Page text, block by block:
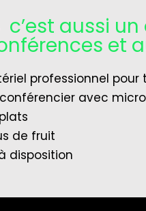
c’est aussi
et
professionnel
avec micro
de fruit
disposition